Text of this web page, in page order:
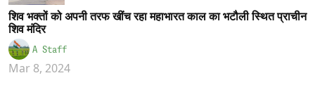
शिव भक्तों को अपनी तरफ खींच रहा महाभारत काल का भटौली स्थित प्राचीन
शिव मंदिर
A Staff
Mar 8, 2024